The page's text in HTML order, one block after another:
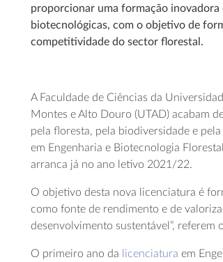
proporcionar uma formação inovadora
biotecnológicas, com o objetivo de
competitividade do sector florestal.
A Faculdade de Ciências da
Montes e Alto Douro (UTAD) acabam
pela floresta, pela biodiversidade e
em Engenharia e Biotecnologia
arranca já no ano letivo 2021/22.
O objetivo desta nova licenciatura é
como fonte de rendimento e de
desenvolvimento sustentável”, referem
O primeiro ano da licenciatura em